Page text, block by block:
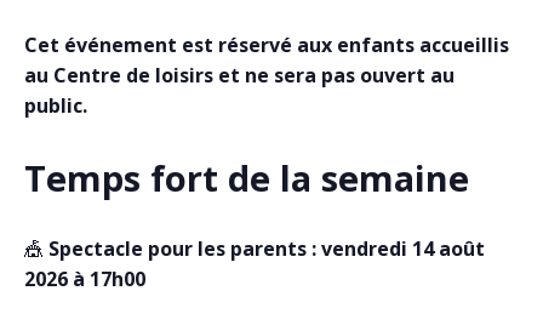
Cet événement est réservé aux enfants accueillis
au Centre de loisirs et ne sera pas ouvert au
public.
Temps fort de la semaine
🎪 Spectacle pour les parents : vendredi 14 août
2026 à 17h00